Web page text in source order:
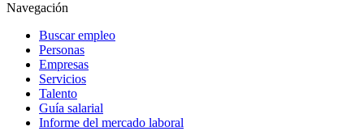
Navegación
Buscar empleo
Personas
Empresas
Servicios
Talento
Guía salarial
Informe del mercado laboral